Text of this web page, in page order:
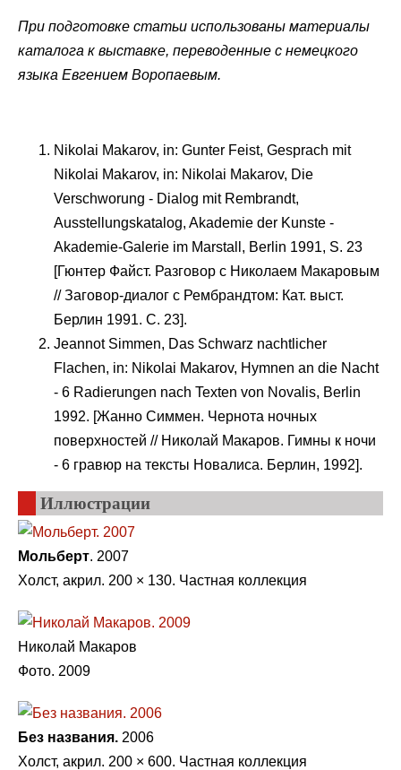
При подготовке статьи использованы материалы
каталога к выставке, переводенные с немецкого
языка Евгением Воропаевым.
Nikolai Makarov, in: Gunter Feist, Gesprach mit
Nikolai Makarov, in: Nikolai Makarov, Die
Verschworung - Dialog mit Rembrandt,
Ausstellungskatalog, Akademie der Kunste -
Akademie-Galerie im Marstall, Berlin 1991, S. 23
[Гюнтер Файст. Разговор с Николаем Макаровым
// Заговор-диалог с Рембрандтом: Кат. выст.
Берлин 1991. С. 23].
Jeannot Simmen, Das Schwarz nachtlicher
Flachen, in: Nikolai Makarov, Hymnen an die Nacht
- 6 Radierungen nach Texten von Novalis, Berlin
1992. [Жанно Симмен. Чернота ночных
поверхностей // Николай Макаров. Гимны к ночи
- 6 гравюр на тексты Новалиса. Берлин, 1992].
Иллюстрации
Мольберт. 2007
Холст, акрил. 200 × 130. Частная коллекция
Николай Макаров
Фото. 2009
Без названия. 2006
Холст, акрил. 200 × 600. Частная коллекция